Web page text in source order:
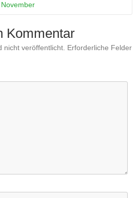
Kommentar
nicht veröffentlicht. Erforderliche Felder